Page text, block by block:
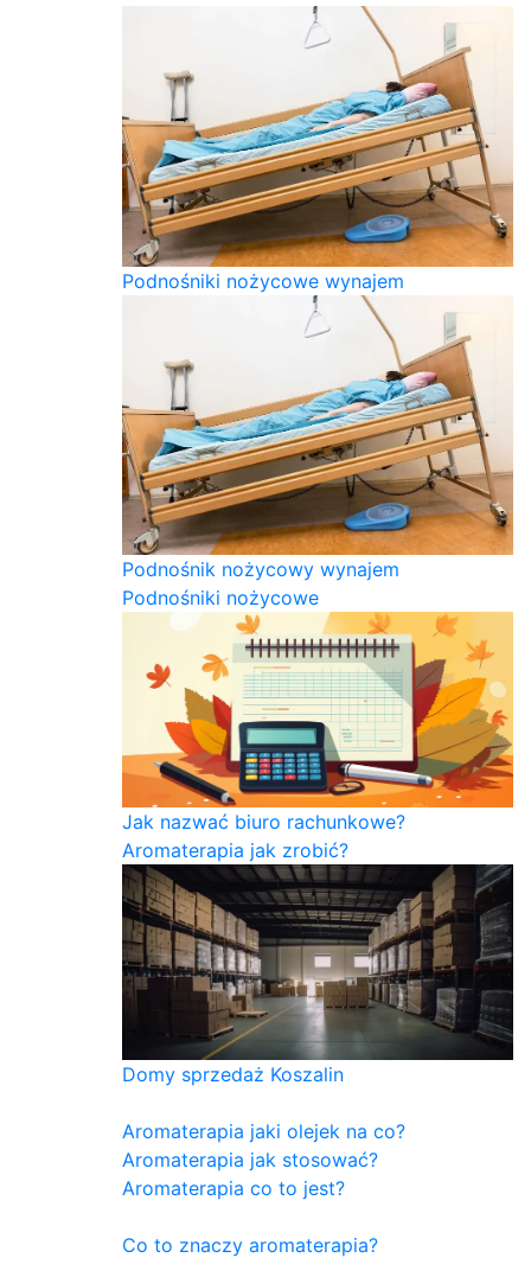
Podnośniki nożycowe wynajem
Podnośnik nożycowy wynajem
Podnośniki nożycowe
Jak nazwać biuro rachunkowe?
Aromaterapia jak zrobić?
Domy sprzedaż Koszalin
Aromaterapia jaki olejek na co?
Aromaterapia jak stosować?
Aromaterapia co to jest?
Co to znaczy aromaterapia?